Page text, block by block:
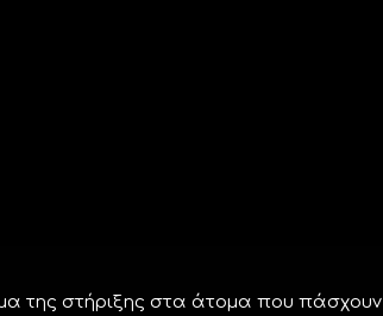
της στήριξης στα άτομα που πάσχουν